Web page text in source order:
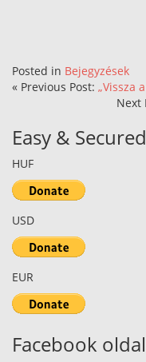
Posted in Bejegyzések
« Previous Post: „Vissza
Next
Easy &
HUF
USD
EUR
Facebook